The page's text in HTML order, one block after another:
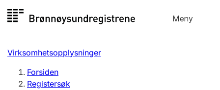
til
Meny
Registersøk
Aksjeselskap
Virksomhetsopplysninger
Forsiden
Registersøk